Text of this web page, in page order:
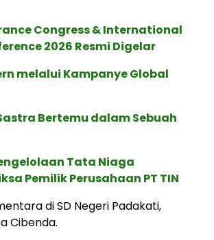
Congress & International
2026 Resmi Digelar
melalui Kampanye Global
Bertemu dalam Sebuah
Tata Niaga
Pemilik Perusahaan PT TIN
di SD Negeri Padakati,
Cibenda.